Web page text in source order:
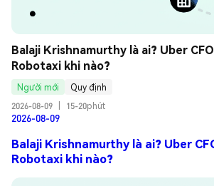
Balaji Krishnamurthy là ai? Uber
Robotaxi khi nào?
Người mới
Quy định
2026-08-09
15-20phút
2026-08-09
Balaji Krishnamurthy là ai? Uber
Robotaxi khi nào?